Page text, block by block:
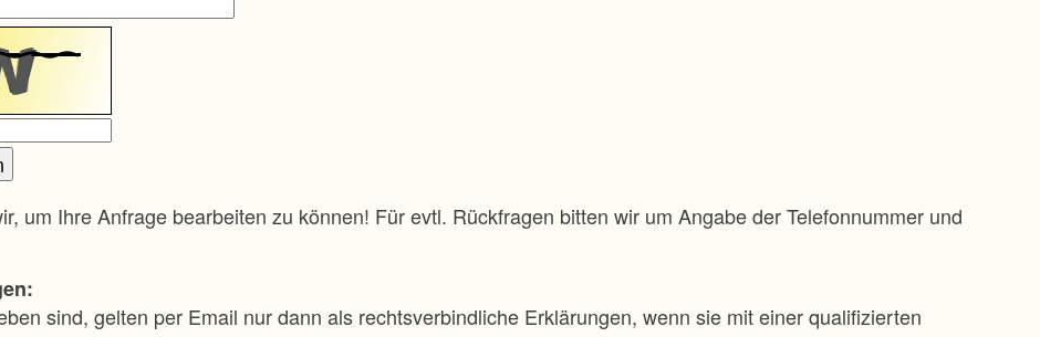
um Ihre Anfrage bearbeiten zu können! Für evtl. Rückfragen bitten wir um Angabe der Telefonnummer und
sind, gelten per Email nur dann als rechtsverbindliche Erklärungen, wenn sie mit einer qualifizierten